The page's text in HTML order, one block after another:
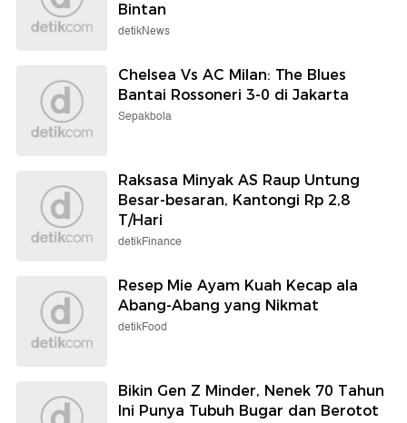
Bintan
detikNews
Chelsea Vs AC Milan: The Blues
Bantai Rossoneri 3-0 di Jakarta
Sepakbola
Raksasa Minyak AS Raup Untung
Besar-besaran, Kantongi Rp 2,8
T/Hari
detikFinance
Resep Mie Ayam Kuah Kecap ala
Abang-Abang yang Nikmat
detikFood
Bikin Gen Z Minder, Nenek 70 Tahun
Ini Punya Tubuh Bugar dan Berotot